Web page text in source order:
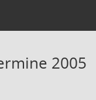
2005